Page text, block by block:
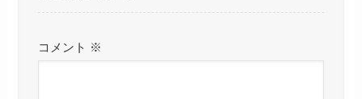
コメント ※